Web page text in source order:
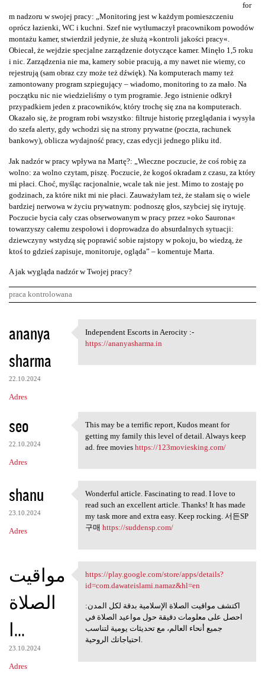
for
m nadzoru w swojej pracy: „Monitoring jest w każdym pomieszczeniu
oprócz łazienki, WC i kuchni. Szef nie wytłumaczył pracownikom powodów
montażu kamer, stwierdził jedynie, że służą »kontroli jakości pracy«.
Obiecał, że wejdzie specjalne zarządzenie dotyczące kamer. Minęło 1,5 roku
i nic. Zarządzenia nie ma, kamery sobie pracują, a my nawet nie wiemy, co
rejestrują (sam obraz czy może też dźwięk). Na komputerach mamy też
zamontowany program szpiegujący – wiadomo, monitoring to za mało. Na
początku nic nie wiedzieliśmy o tym programie. Jego istnienie odkrył
przypadkiem jeden z pracowników, który trochę się zna na komputerach.
Okazało się, że program robi wszystko: filtruje historię przeglądania i wysyła
do szefa alerty, gdy wchodzi się na strony prywatne (poczta, rachunek
bankowy), oblicza wydajność pracy, czas edycji jednego pliku itd.
Jak nadzór w pracy wpływa na Martę?: „Wieczne poczucie, że coś robię za
wolno: za wolno czytam, piszę. Poczucie, że kogoś okradam z czasu, za który
mi płaci. Choć, myśląc racjonalnie, wcale tak nie jest. Mimo to zostaję po
godzinach, za które nikt mi nie płaci. Zauważyłam też, że stałam się o wiele
bardziej nerwowa w życiu prywatnym: podnoszę głos, szybciej się irytuję.
Poczucie bycia cały czas obserwowanym w pracy przez »oko Saurona«
towarzyszy całemu zespołowi i doprowadza do absurdalnych sytuacji:
dziewczyny wstydzą się poprawić sobie rajstopy w pokoju, bo wiedzą, że
ktoś to gdzieś zapisuje, monitoruje, ogląda” – komentuje Marta.
A jak wygląda nadzór w Twojej pracy?
praca kontrolowana
K
o
m
e
n
a
r
z
ananya
sharma
22.10.2024
Adres
Independent Escorts in
Independent Escorts in Aerocity :-
https://ananyasharma.in
seo
22.10.2024
Adres
This may be a terrific report
This may be a terrific report, Kudos meant for
getting my family this level of detail. Always keep
ad. free movies https://123moviesking.com/
shanu
23.10.2024
Adres
Wonderful article.
Wonderful article. Fascinating to read. I love to
read such an excellent article. Thanks! It has made
my task more and extra easy. Keep rocking. 서든SP
구매 https://suddensp.com/
مواقيت
الصلاة
ا...
23.10.2024
Adres
https://play.google.com/store
https://play.google.com/store/apps/details?
id=com.dawateislami.namaz&hl=en
اكتشف مواقيت الصلاة الإسلامية بدقة لكل المدن:
احصل على معلومات دقيقة حول مواعيد الصلاة في
جميع أنحاء العالم، مع تحديثات يومية لتناسب
احتياجاتك الروحية.